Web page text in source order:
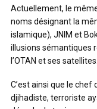
Actuellement, le
noms désignant la
islamique), JNIM et
illusions sémantiques
l’OTAN et ses satellites.
C’est ainsi que le chef
djihadiste, terroriste